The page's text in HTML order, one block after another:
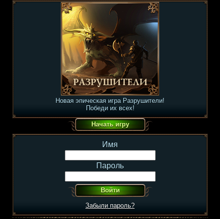
Новая эпическая игра Разрушители!
Победи их всех!
Имя
Пароль
Забыли пароль?